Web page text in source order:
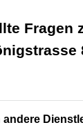
Fragen